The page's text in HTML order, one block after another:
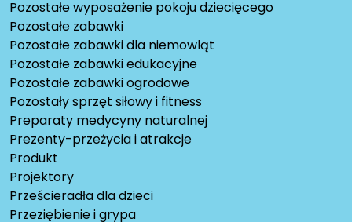
Pozostałe wyposażenie pokoju dziecięcego
Pozostałe zabawki
Pozostałe zabawki dla niemowląt
Pozostałe zabawki edukacyjne
Pozostałe zabawki ogrodowe
Pozostały sprzęt siłowy i fitness
Preparaty medycyny naturalnej
Prezenty-przeżycia i atrakcje
Produkt
Projektory
Prześcieradła dla dzieci
Przeziębienie i grypa